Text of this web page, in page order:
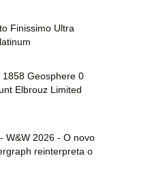
Finissimo Ultra
1858 Geosphere 0
Elbrouz Limited
W&W 2026 - O novo
reinterpreta o